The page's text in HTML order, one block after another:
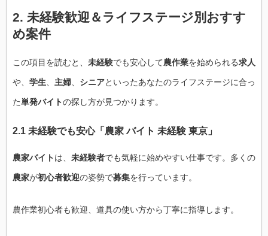
2. 未経験歓迎＆ライフステージ別おすす
め案件
この項目を読むと、 未経験でも安心して農作業を始められる求人
や、 学生、 主婦、 シニアといったあなたのライフステージに合っ
た単発バイトの探し方が見つかります。
2.1 未経験でも安心「農家 バイト 未経験 東京」
農家バイトは、 未経験者でも気軽に始めやすい仕事です。多くの
農家が初心者歓迎の姿勢で募集を行っています。
農作業初心者も歓迎、道具の使い方から丁寧に指導します。